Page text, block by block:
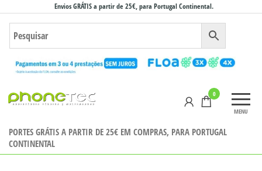
para
conteúdo
Envios GRÁTIS a partir de 25€, para Portugal Continental.
Online
MENU
0
PORTES GRÁTIS A PARTIR DE 25€ EM COMPRAS, PARA PORTUGAL
CONTINENTAL